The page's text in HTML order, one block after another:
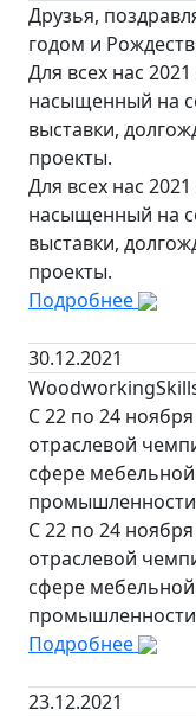
Друзья,
годом и
Для всех нас
насыщенный на
выставки,
проекты.
Для всех нас
насыщенный на
выставки,
проекты.
Подробнее
30.12.2021
С 22 по 24
отраслевой
сфере
промышленности
С 22 по 24
отраслевой
сфере
Подробнее
23.12.2021